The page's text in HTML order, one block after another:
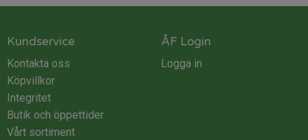
Kundservice
Kontakta oss
Köpvillkor
Integritet
Butik och öppettider
Vårt sortiment
ÅF Login
Logga in